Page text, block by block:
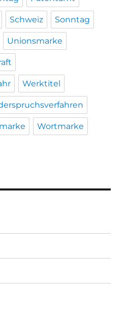
Schweiz Sonntag
Unionsmarke
Werktitel
Wortmarke